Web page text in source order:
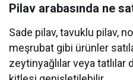
Pilav arabasında ne
Sade pilav, tavuklu pilav,
meşrubat gibi ürünler
zeytinyağlılar veya